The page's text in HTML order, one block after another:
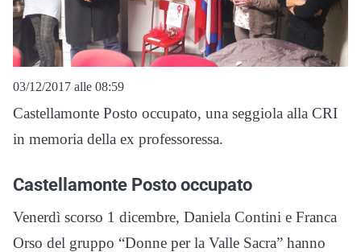
03/12/2017 alle 08:59
Castellamonte Posto occupato, una seggiola alla CRI
in memoria della ex professoressa.
Castellamonte Posto occupato
Venerdì scorso 1 dicembre, Daniela Contini e Franca
Orso del gruppo “Donne per la Valle Sacra” hanno